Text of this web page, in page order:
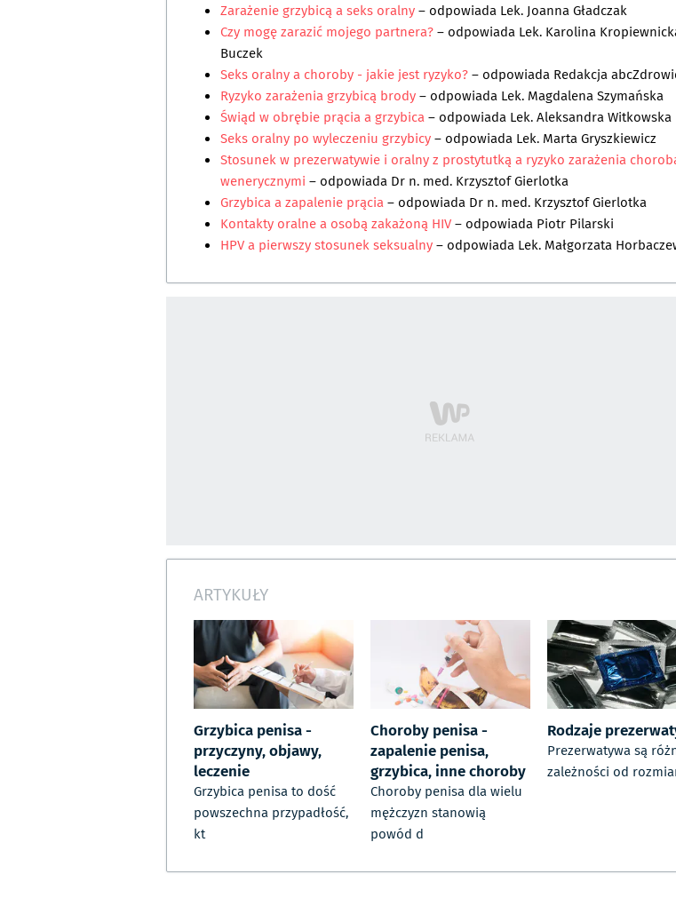
Zarażenie grzybicą a seks oralny– odpowiada Lek. Joanna Gładczak
Czy mogę zarazić mojego partnera?– odpowiada Lek. Karolina
Buczek
Seks oralny a choroby - jakie jest ryzyko?– odpowiada Redakcja
Ryzyko zarażenia grzybicą brody– odpowiada Lek. Magdalena Szymańska
Świąd w obrębie prącia a grzybica– odpowiada Lek. Aleksandra Witkowska
Seks oralny po wyleczeniu grzybicy– odpowiada Lek. Marta Gryszkiewicz
Stosunek w prezerwatywie i oralny z prostytutką a ryzyko zarażenia
wenerycznymi – odpowiada Dr n. med. Krzysztof Gierlotka
Grzybica a zapalenie prącia– odpowiada Dr n. med. Krzysztof Gierlotka
Kontakty oralne a osobą zakażoną HIV– odpowiada Piotr Pilarski
HPV a pierwszy stosunek seksualny– odpowiada Lek. Małgorzata
ARTYKUŁY
Grzybica penisa -
przyczyny, objawy,
leczenie
Grzybica penisa to dość
powszechna przypadłość,
kt
Choroby penisa -
zapalenie penisa,
grzybica, inne choroby
Choroby penisa dla wielu
mężczyzn stanowią
powód d
Rodzaje
Prezerwatywa są
zależności od